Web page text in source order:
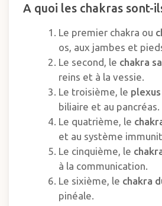
A quoi les chakras sont-
Le premier chakra ou
os, aux jambes et
Le second, le chakra
reins et à la vessie.
Le troisième, le
biliaire et au pancréas.
Le quatrième, le
et au système
Le cinquième, le
à la communication.
Le sixième, le chakra
pinéale.